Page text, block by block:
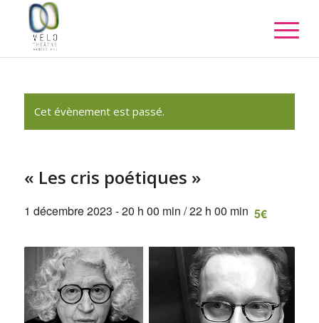
Cet évènement est passé.
« Les cris poétiques »
1 décembre 2023 - 20 h 00 min /22 h 00 min 5€